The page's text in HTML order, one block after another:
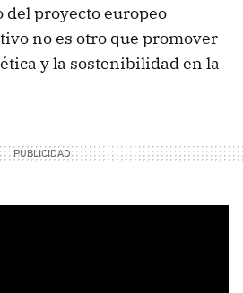
del proyecto europeo
no es otro que promover
y la sostenibilidad en la